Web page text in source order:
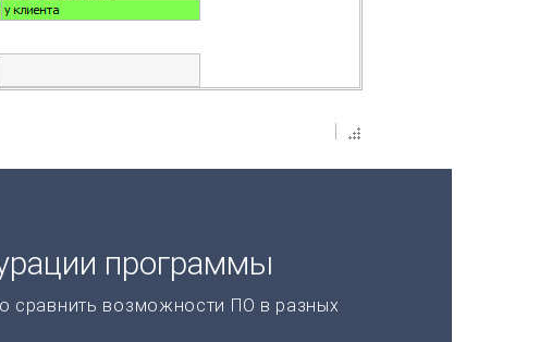
программы
сравнить возможности ПО в разных